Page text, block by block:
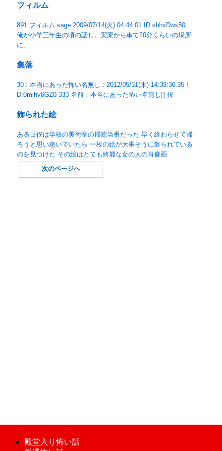
フィルム
891 フィルム sage 2009/07/14(火) 04:44:01 ID:shhxDwx50
俺が小学三年生の頃の話し。実家から車で20分くらいの場所
に、
集落
30 : 本当にあった怖い名無し : 2012/05/31(木) 14:39:36.35 I
D:0mjhv6GZ0 333 名前：本当にあった怖い名無し[] 投
飾られた絵
ある日僕は学校の美術室の掃除当番だった 早く終わらせて帰
ろうと思い急いでいたら 一枚の絵が大事そうに飾られている
のを見つけた その絵はとても綺麗な女の人の肖像画
次のページへ
殿堂入り怖い話